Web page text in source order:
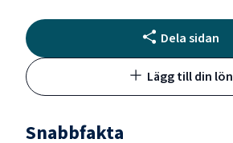
Dela sidan
Lägg till din lön
Snabbfakta